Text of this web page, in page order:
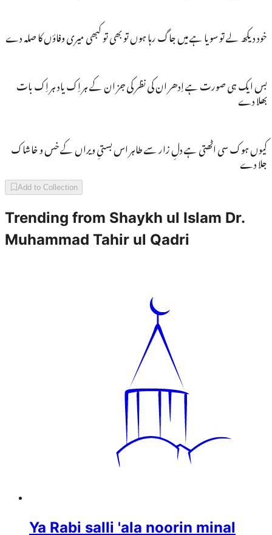
خود دیکھ لے تو سویا ہے میں جاگ رہا ہوں تو بھی تو کبھی میری وفاؤں کا صلہ دے
بس ایک ہی صورت ہے اِدھر ان کی نظر کی جز ان کے ہر اِک یاد ہر اِک بات
بھلا دے
کیوں ہوک سی اٹھتی ہے دلِ زار سے طاہر اس بستیِ ویراں کے خس و خاشاک
جلا دے
Add to Collection
Trending from Shaykh ul Islam Dr.
Muhammad Tahir ul Qadri
Ya Rabi salli 'ala noorin minal